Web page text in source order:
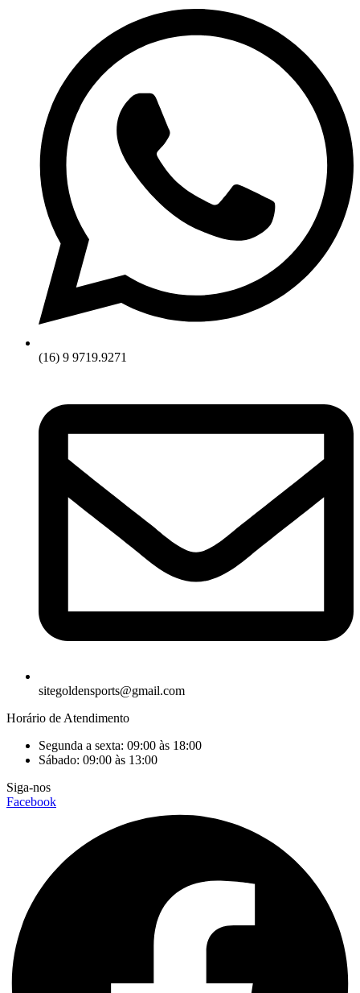
(16) 9 9719.9271
sitegoldensports@gmail.com
Horário de Atendimento
Segunda a sexta: 09:00 às 18:00
Sábado: 09:00 às 13:00
Siga-nos
Facebook